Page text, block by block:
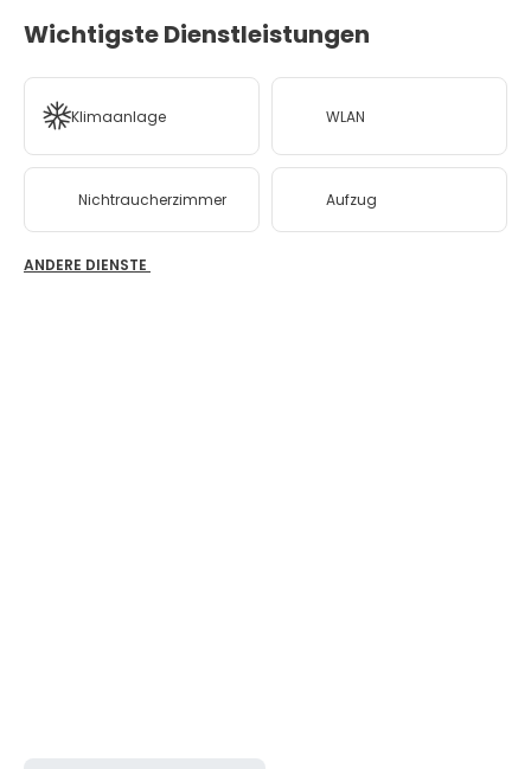
Wichtigste Dienstleistungen
Klimaanlage WLAN
Nichtraucherzimmer Aufzug
ANDERE DIENSTE